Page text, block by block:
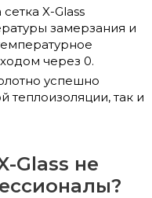
сетка X-Glass
замерзания и
через 0.
успешно
теплоизоляции, так и
Glass не